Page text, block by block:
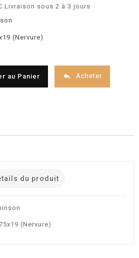
Livraison sous 2 à 3 jours
(Nervure)
au Panier  Acheter
du produit
(Nervure)